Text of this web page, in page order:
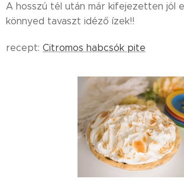
A hosszú tél után már kifejezetten jól
könnyed tavaszt idéző ízek!!
recept: Citromos habcsók pite